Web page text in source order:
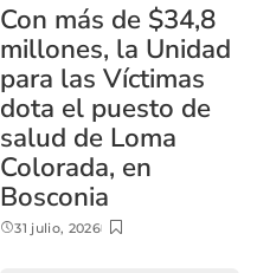
Con más de $34,8
millones, la Unidad
para las Víctimas
dota el puesto de
salud de Loma
Colorada, en
Bosconia
31 julio, 2026